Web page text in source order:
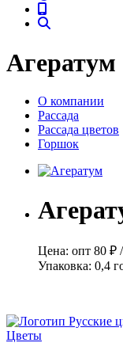
Агератум
О компании
Рассада
Рассада цветов
Горшок
Цена: опт 80 ₽ /
Упаковка: 0,4
Цветы